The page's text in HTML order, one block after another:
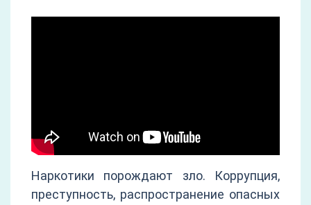
Наркотики порождают зло. Коррупция,
преступность, распространение опасных